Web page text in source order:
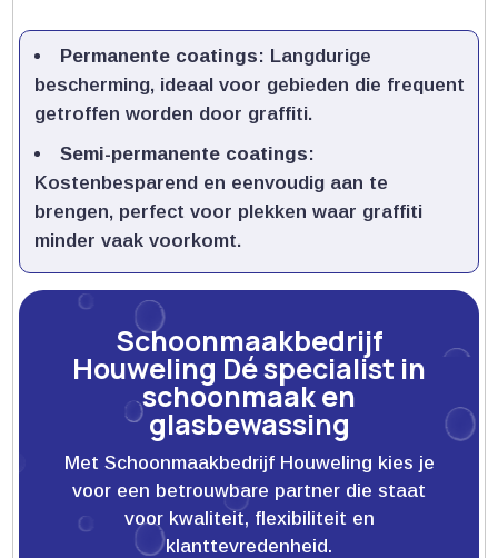
Permanente coatings: Langdurige
bescherming, ideaal voor gebieden die frequent
getroffen worden door graffiti.​
Semi-permanente coatings:
Kostenbesparend en eenvoudig aan te
brengen, perfect voor plekken waar graffiti
minder vaak voorkomt.​
Schoonmaakbedrijf
Houweling Dé specialist in
schoonmaak en
glasbewassing
Met Schoonmaakbedrijf Houweling kies je
voor een betrouwbare partner die staat
voor kwaliteit, flexibiliteit en
klanttevredenheid.